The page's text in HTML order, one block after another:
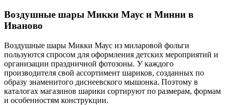
Воздушные шары Микки Маус и Минни в
Иваново
Воздушные шары Микки Маус из миларовой фольги
пользуются спросом для оформления детских мероприятий и
организации праздничной фотозоны. У каждого
производителя свой ассортимент шариков, созданных по
образу знаменитого диснеевского мышонка. Поэтому в
каталогах магазинов шарики сортируют по размерам, формам
и особенностям конструкции.